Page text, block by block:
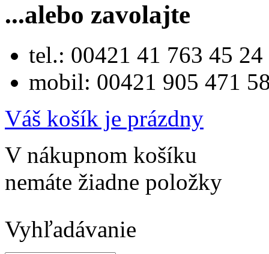
...alebo zavolajte
tel.: 00421 41 763 45 24
mobil: 00421 905 471
Váš košík je prázdny
V nákupnom košíku
nemáte žiadne položky
Vyhľadávanie